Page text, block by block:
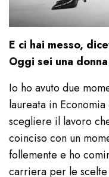
E ci hai messo,
Oggi sei una
Io ho avuto due
laureata in
scegliere il lavoro
coinciso con un
follemente e ho
carriera per le